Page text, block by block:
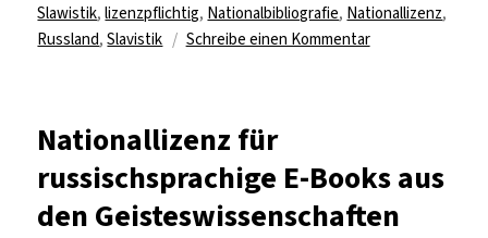
Slawistik,lizenzpflichtig, Nationalbibliografie, Nationallizenz,
Russland,Slavistik Schreibe einen Kommentarzu
auf
„Russische
Nationallizenz für
russischsprachige E-Books aus
den Geisteswissenschaften